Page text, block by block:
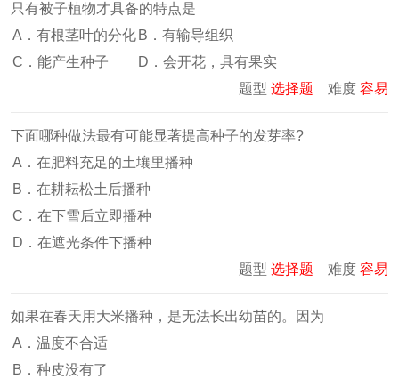
只有被子植物才具备的特点是
A．有根茎叶的分化 B．有输导组织
C．能产生种子
D．会开花，具有果实
题型 选择题 难度 容易
下面哪种做法最有可能显著提高种子的发芽率?
A．在肥料充足的土壤里播种
B．在耕耘松土后播种
C．在下雪后立即播种
D．在遮光条件下播种
题型 选择题 难度 容易
如果在春天用大米播种，是无法长出幼苗的。因为
A．温度不合适
B．种皮没有了